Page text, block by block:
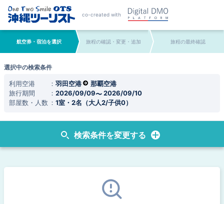
co-created with
航空券・宿泊を選択 旅程の確認・変更・追加 旅程の最終確認
選択中の検索条件
利用空港 羽田空港
那覇空港
旅行期間
2026/09/09
2026/09/10
部屋数・人数
1室・2名（大人2/子供0）
検索条件を変更する